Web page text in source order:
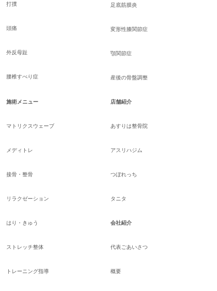
打撲
頭痛
外反母趾
腰椎すべり症
足底筋膜炎
変形性膝関節症
顎関節症
産後の骨盤調整
施術メニュー
マトリクスウェーブ
メディトレ
接骨・整骨
リラクゼーション
はり・きゅう
ストレッチ整体
トレーニング指導
店舗紹介
あすりは整骨院
アスリハジム
つぼれっち
タニタ
会社紹介
代表ごあいさつ
概要